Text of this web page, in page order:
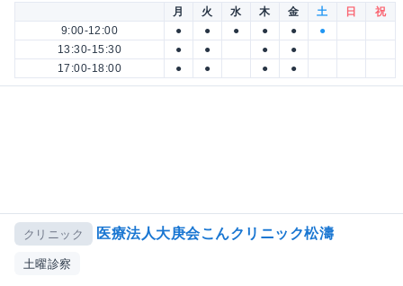
月 火 水 木 金 土 日
祝
9:00-12:00
● ● ● ● ●
●
13:30-15:30
● ● ●
●
17:00-18:00
● ● ● ●
クリニック 医療法人大庚会こんクリニック松濤
土曜診察